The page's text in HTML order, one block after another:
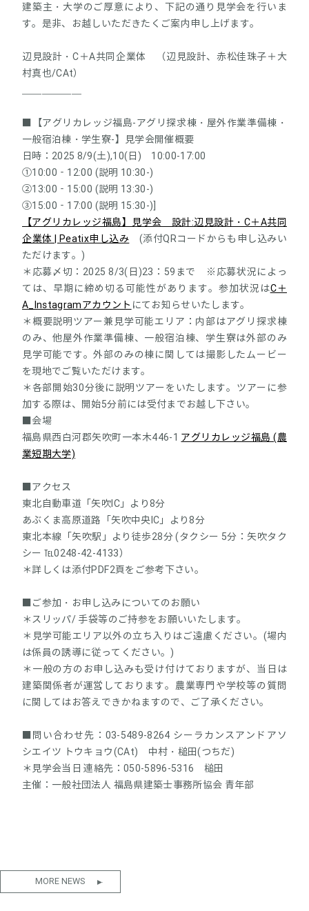
建築主・大学のご厚意により、下記の通り見学会を行いま
す。是非、お越しいただきたくご案内申し上げます。
辺見設計・C＋A共同企業体 （辺見設計、赤松佳珠子＋大
村真也/CAt）
■【アグリカレッジ福島-アグリ探求棟・屋外作業準備棟・
一般宿泊棟・学生寮-】見学会開催概要
日時：2025 8/9(土),10(日) 10:00-17:00
①10:00‐12:00 (説明 10:30-)
②13:00‐15:00 (説明 13:30-)
③15:00‐17:00 (説明 15:30-)]
【アグリカレッジ福島】見学会 設計:辺見設計・C＋A共同
企業体 | Peatix申し込み (添付QRコードからも申し込みい
ただけます。)
＊応募〆切：2025 8/3(日)23：59まで ※応募状況によっ
ては、早期に締め切る可能性があります。参加状況はC＋
A_Instagramアカウント にてお知らせいたします。
＊概要説明ツアー兼見学可能エリア：内部はアグリ探求棟
のみ、他屋外作業準備棟、一般宿泊棟、学生寮は外部のみ
見学可能です。外部のみの棟に関しては撮影したムービー
を現地でご覧いただけます。
＊各部開始30分後に説明ツアーをいたします。ツアーに参
加する際は、開始5分前には受付までお越し下さい。
■会場
福島県西白河郡矢吹町一本木446-1 アグリカレッジ福島 (農
業短期大学)
■アクセス
東北自動車道「矢吹IC」より8分
あぶくま高原道路「矢吹中央IC」より8分
東北本線「矢吹駅」より徒歩28分 (タクシー 5分：矢吹タク
シー ℡0248-42-4133）
＊詳しくは添付PDF2頁をご参考下さい。
■ご参加・お申し込みについてのお願い
＊スリッパ/ 手袋等のご持参をお願いいたします。
＊見学可能エリア以外の立ち入りはご遠慮ください。(場内
は係員の誘導に従ってください。)
＊一般の方のお申し込みも受け付けておりますが、当日は
建築関係者が運営しております。農業専門や学校等の質問
に関してはお答えできかねますので、ご了承ください。
■問い合わせ先：03-5489-8264 シーラカンスアンドアソ
シエイツ トウキョウ(CAt) 中村・槌田(つちだ)
＊見学会当日 連絡先：050-5896-5316 槌田
主催：一般社団法人 福島県建築士事務所協会 青年部
MORE NEWS